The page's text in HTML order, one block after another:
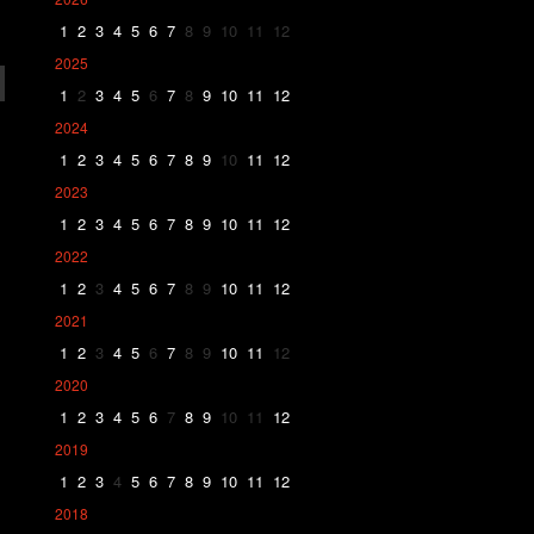
1 2 3 4 5 6 7 8 9 10 11 12
2025
1 2 3 4 5 6 7 8 9 10 11 12
2024
1 2 3 4 5 6 7 8 9 10 11 12
2023
1 2 3 4 5 6 7 8 9 10 11 12
2022
1 2 3 4 5 6 7 8 9 10 11 12
2021
1 2 3 4 5 6 7 8 9 10 11 12
2020
1 2 3 4 5 6 7 8 9 10 11 12
2019
1 2 3 4 5 6 7 8 9 10 11 12
2018